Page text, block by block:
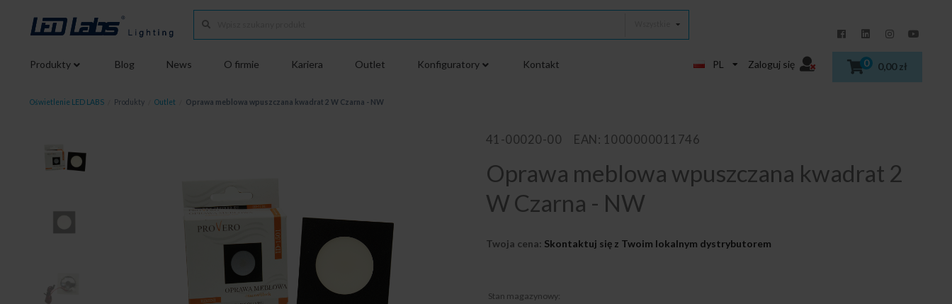
Produkty Blog News O firmie Kariera Outlet Konfiguratory Kontakt PL Zaloguj się 0 0,00 zł
Oświetlenie LED LABS Produkty Outlet Oprawa meblowa wpuszczana kwadrat 2 W Czarna - NW
41-00020-00 EAN: 1000000011746
Oprawa meblowa wpuszczana kwadrat 2
W Czarna - NW
Twoja cena: Skontaktuj się z Twoim lokalnym dystrybutorem
Stan magazynowy: